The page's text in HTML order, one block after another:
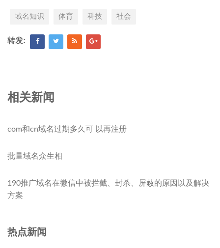
域名知识 体育 科技 社会
转发:
相关新闻
com和cn域名过期多久可 以再注册
批量域名众生相
190推广域名在微信中被拦截、封杀、屏蔽的原因以及解决
方案
热点新闻